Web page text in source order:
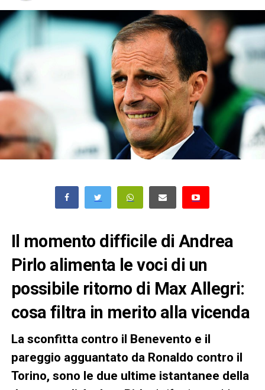
Il momento difficile di Andrea
Pirlo alimenta le voci di un
possibile ritorno di Max Allegri:
cosa filtra in merito alla vicenda
La sconfitta contro il Benevento e il
pareggio agguantato da Ronaldo contro il
Torino, sono le due ultime istantanee della